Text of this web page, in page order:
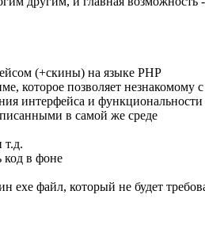
(+скины) на языке PHP
которое позволяет
интерфейса и
в самой же среде
т.д.
код в фоне
exe файл, который не будет